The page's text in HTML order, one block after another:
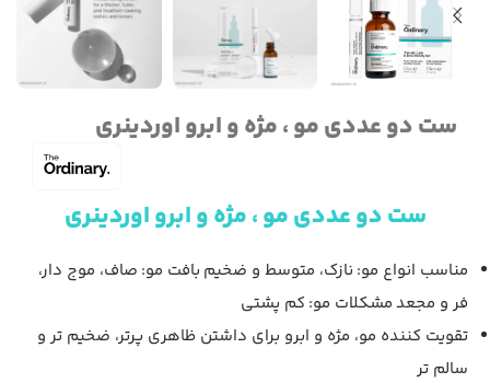
ست دو عددی مو ، مژه و ابرو اوردینری
ست دو عددی مو ، مژه و ابرو اوردینری
مناسب انواع مو: نازک، متوسط و ضخیم بافت مو: صاف، موج دار،
فر و مجعد مشکلات مو: کم پشتی
تقویت کننده مو، مژه و ابرو برای داشتن ظاهری پرتر، ضخیم تر و
سالم تر